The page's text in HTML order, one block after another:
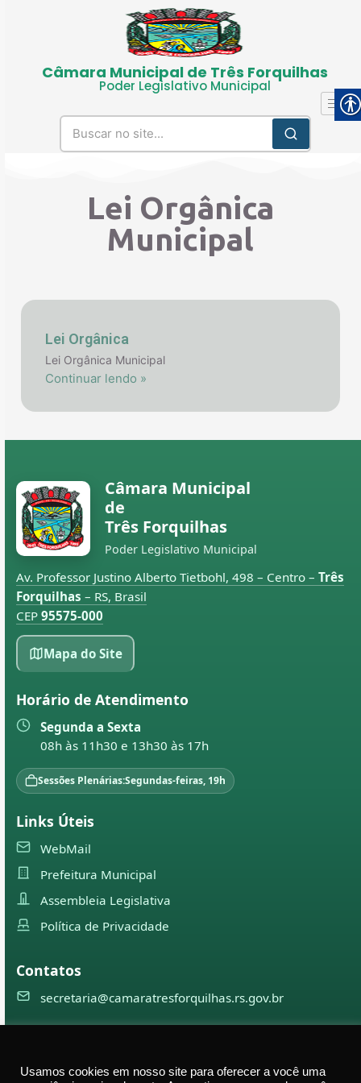
Câmara Municipal de Três Forquilhas
Poder Legislativo Municipal
Lei Orgânica
Municipal
Lei Orgânica
Lei Orgânica Municipal
Continuar lendo »
Câmara Municipal
de
Três Forquilhas
Poder Legislativo Municipal
Av. Professor Justino Alberto Tietbohl, 498 – Centro – Três
Forquilhas – RS, Brasil
CEP 95575-000
Mapa do Site
Horário de Atendimento
Segunda a Sexta
08h às 11h30 e 13h30 às 17h
Sessões Plenárias:Segundas-feiras, 19h
Links Úteis
WebMail
Prefeitura Municipal
Assembleia Legislativa
Política de Privacidade
Contatos
secretaria@camaratresforquilhas.rs.gov.br
direitos reservados
Usamos cookies em nosso site para oferecer a você uma